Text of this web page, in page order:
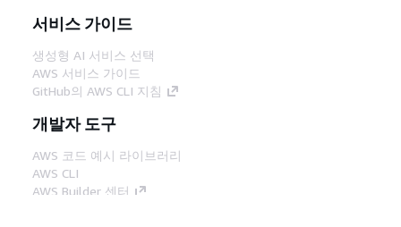
서비스 가이드
생성형 AI 서비스 선택
AWS 서비스 가이드
GitHub의 AWS CLI 지침
개발자 도구
AWS 코드 예시 라이브러리
AWS CLI
AWS Builder 센터